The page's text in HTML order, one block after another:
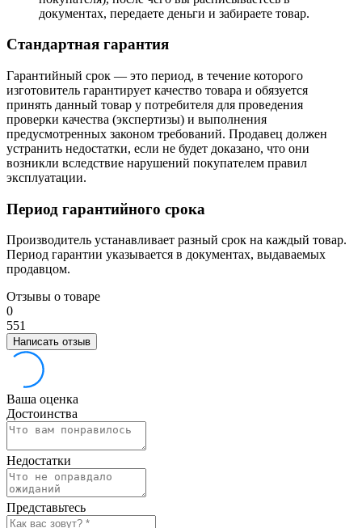
документах, передаете деньги и забираете товар.
Стандартная гарантия
Гарантийный срок — это период, в течение которого
изготовитель гарантирует качество товара и обязуется
принять данный товар у потребителя для проведения
проверки качества (экспертизы) и выполнения
предусмотренных законом требований. Продавец должен
устранить недостатки, если не будет доказано, что они
возникли вследствие нарушений покупателем правил
эксплуатации.
Период гарантийного срока
Производитель устанавливает разный срок на каждый товар.
Период гарантии указывается в документах, выдаваемых
продавцом.
Отзывы о товаре
0
551
Написать отзыв
Ваша оценка
Достоинства
Недостатки
Представьтесь